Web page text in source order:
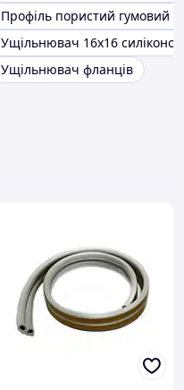
Профіль пористий гумовий
Ущільнювач 16х16
Ущільнювач фланців